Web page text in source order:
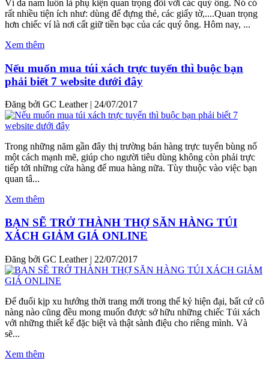
Ví da nam luôn là phụ kiện quan trọng đối với các quý ông. Nó có
rất nhiều tiện ích như: dùng để đựng thẻ, các giấy tờ,....Quan trọng
hơn chiếc ví là nơi cất giữ tiền bạc của các quý ông. Hôm nay, ...
Xem thêm
Nếu muốn mua túi xách trực tuyến thì buộc bạn
phải biết 7 website dưới đây
Đăng bởi GC Leather | 24/07/2017
Trong những năm gần đây thị trường bán hàng trực tuyến bùng nổ
một cách mạnh mẽ, giúp cho người tiêu dùng không còn phải trực
tiếp tới những cửa hàng để mua hàng nữa. Tùy thuộc vào việc bạn
quan tâ...
Xem thêm
BẠN SẼ TRỞ THÀNH THỢ SĂN HÀNG TÚI
XÁCH GIẢM GIÁ ONLINE
Đăng bởi GC Leather | 22/07/2017
Để đuổi kịp xu hướng thời trang mới trong thế kỷ hiện đại, bất cứ cô
nàng nào cũng đều mong muốn được sở hữu những chiếc Túi xách
với những thiết kế đặc biệt và thật sành điệu cho riêng mình. Và
sẽ...
Xem thêm